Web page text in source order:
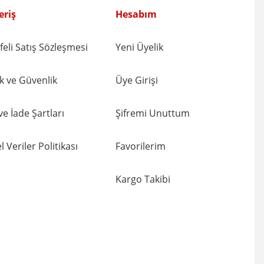
Satış Sözleşmesi
ve Güvenlik
İade Şartları
Veriler Politikası
Hesabım
Yeni Üyelik
Üye Girişi
Şifremi Unuttum
Favorilerim
Kargo Takibi